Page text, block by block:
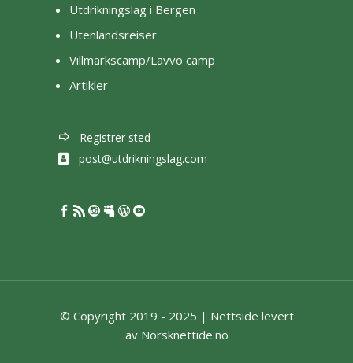
Utdrikningslag i Bergen
Utenlandsreiser
Villmarkscamp/Lavvo camp
Artikler
Registrer sted
post@utdrikningslag.com
© Copyright 2019 - 2025 | Nettside levert
av Norsknettide.no